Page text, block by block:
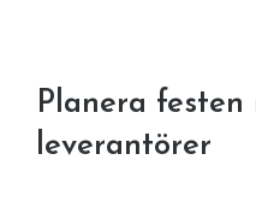
Planera
leverantörer